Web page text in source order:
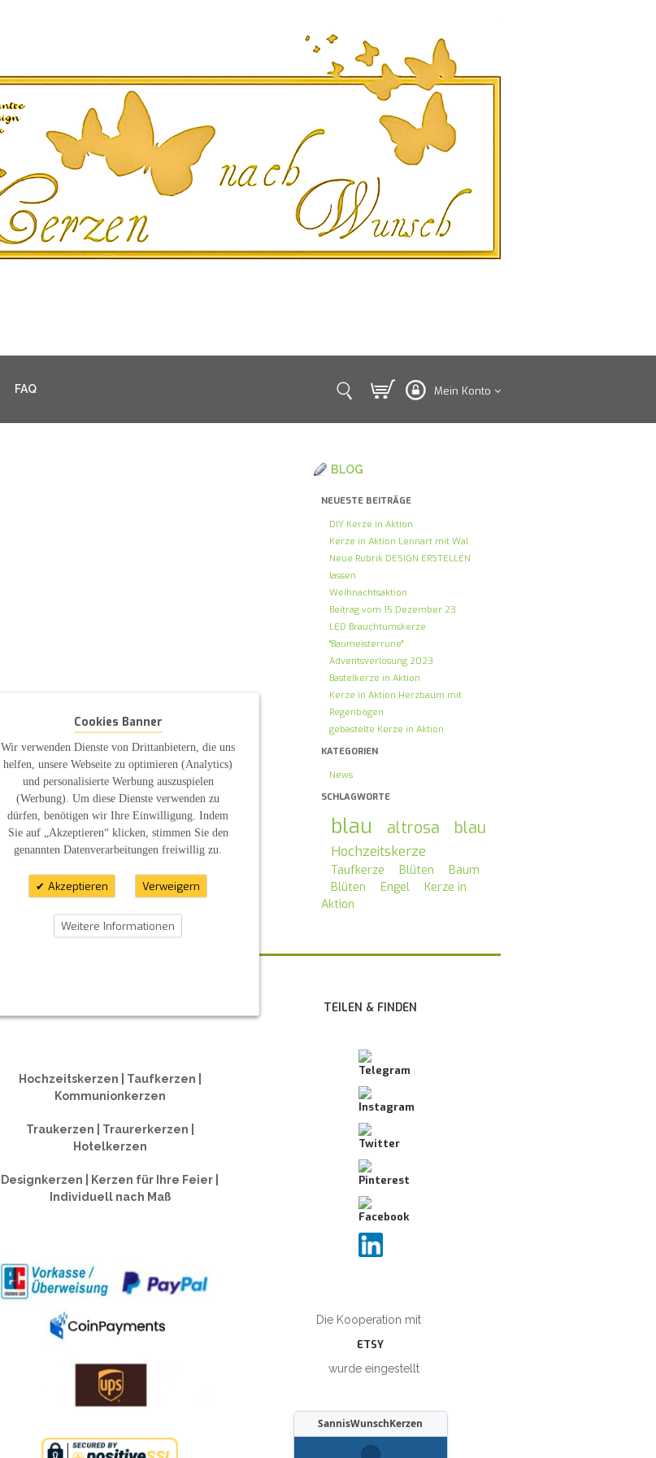
Mein Konto
FAQ
BLOG
NEUESTE BEITRÄGE
DIY Kerze in Aktion
Kerze in Aktion Lennart mit Wal
Neue Rubrik DESIGN ERSTELLEN
lassen
Weihnachtsaktion
Beitrag vom 15.Dezember 23
LED Brauchtumskerze
"Baumeisterrune"
Adventsverlosung 2023
Bastelkerze in Aktion
Kerze in Aktion Herzbaum mit
Regenbogen
gebastelte Kerze in Aktion
KATEGORIEN
News
SCHLAGWORTE
blau altrosa blau
Hochzeitskerze
Taufkerze Blüten
Baum
Blüten
Engel
Kerze in
Aktion
Hochzeitskerzen | Taufkerzen |
Kommunionkerzen
Traukerzen | Traurerkerzen |
Hotelkerzen
Designkerzen | Kerzen für Ihre Feier |
Individuell nach Maß
TEILEN & FINDEN
Die Kooperation mit
ETSY
wurde eingestellt
SannisWunschKerzen
Cookies Banner
Wir verwenden Dienste von Drittanbietern, die uns
helfen, unsere Webseite zu optimieren (Analytics)
und personalisierte Werbung auszuspielen
(Werbung). Um diese Dienste verwenden zu
dürfen, benötigen wir Ihre Einwilligung. Indem
Sie auf „Akzeptieren“ klicken, stimmen Sie den
genannten Datenverarbeitungen freiwillig zu.
Akzeptieren Verweigern
Weitere Informationen